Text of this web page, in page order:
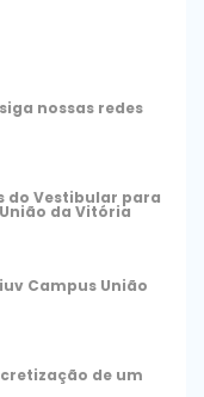
nossas redes
do Vestibular para
da Vitória
Campus União
de um